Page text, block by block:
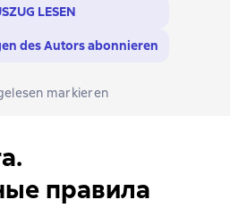
LESEN
des Autors abonnieren
markieren
правила